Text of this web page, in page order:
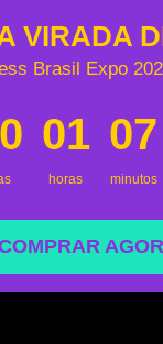
VIRADA
Brasil Expo
01
horas
07
minutos